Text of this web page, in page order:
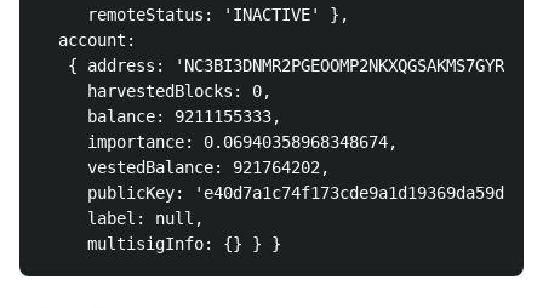
     remoteStatus: 'INACTIVE' },
  account:
{ address:
     harvestedBlocks: 0,
     balance: 9211155333,
     importance: 0.06940358968348674,
     vestedBalance: 921764202,
publicKey:
     label: null,